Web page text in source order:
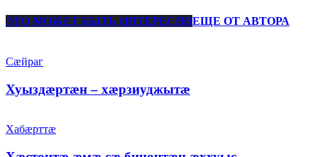
ЭТО МОЖЕТ БЫТЬ ИНТЕРЕСНОЕЩЕ ОТ АВТОРА
Сæйраг
Хуыздæртæн – хæрзиуджытæ
Хабæрттæ